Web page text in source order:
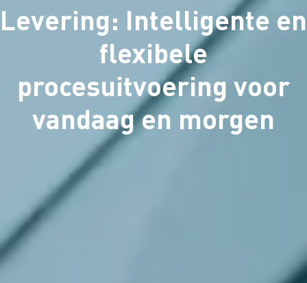
Levering: Intelligente en
flexibele
procesuitvoering voor
vandaag en morgen